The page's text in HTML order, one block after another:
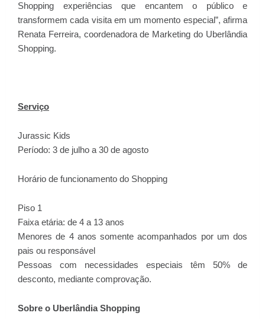
Shopping experiências que encantem o público e
transformem cada visita em um momento especial”, afirma
Renata Ferreira, coordenadora de Marketing do Uberlândia
Shopping.
Serviço
Jurassic Kids
Período: 3 de julho a 30 de agosto
Horário de funcionamento do Shopping
Piso 1
Faixa etária: de 4 a 13 anos
Menores de 4 anos somente acompanhados por um dos
pais ou responsável
Pessoas com necessidades especiais têm 50% de
desconto, mediante comprovação.
Sobre o Uberlândia Shopping